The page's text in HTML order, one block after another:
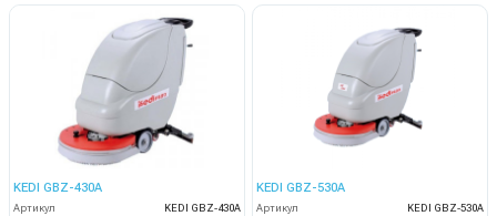
KEDI GBZ-430A
Артикул
KEDI GBZ-430A
KEDI GBZ-530A
Артикул
KEDI GBZ-530A